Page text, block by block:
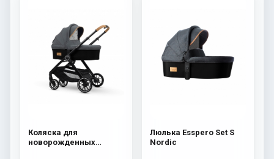
Коляска для
новорожденных
Люлька Esspero Set S
Nordic